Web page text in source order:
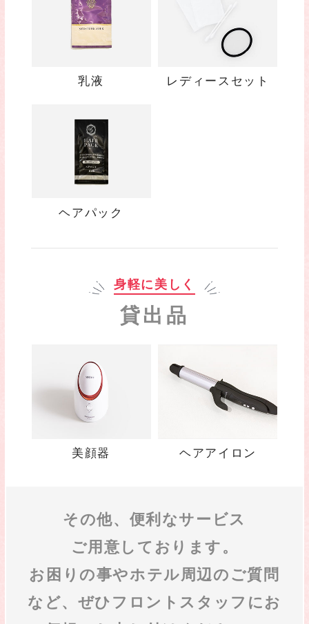
乳液 レディースセット
ヘアパック
身軽に美しく
貸出品
美顔器 ヘアアイロン
その他、便利なサービス
ご用意しております。
お困りの事やホテル周辺のご質問
など、 ぜひフロントスタッフにお